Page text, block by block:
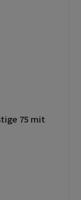
Sternen
75 mit